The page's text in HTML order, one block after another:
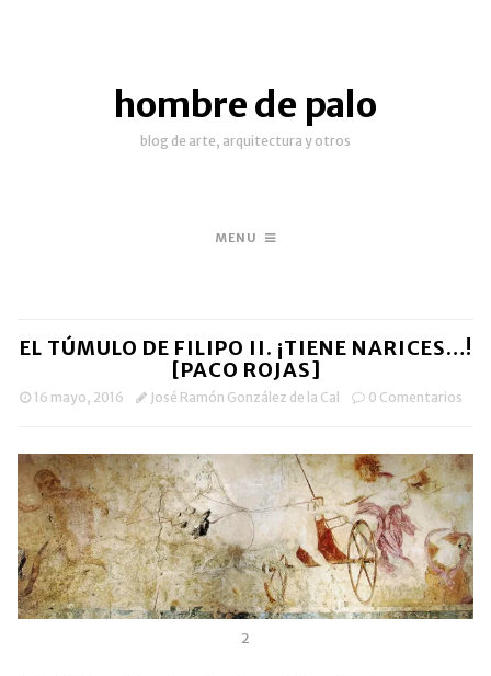
hombre de palo
blog de arte, arquitectura y otros
MENU
EL TÚMULO DE FILIPO II. ¡TIENE NARICES…!
[PACO ROJAS]
16 mayo, 2016 José Ramón González de la Cal 0 Comentarios
2